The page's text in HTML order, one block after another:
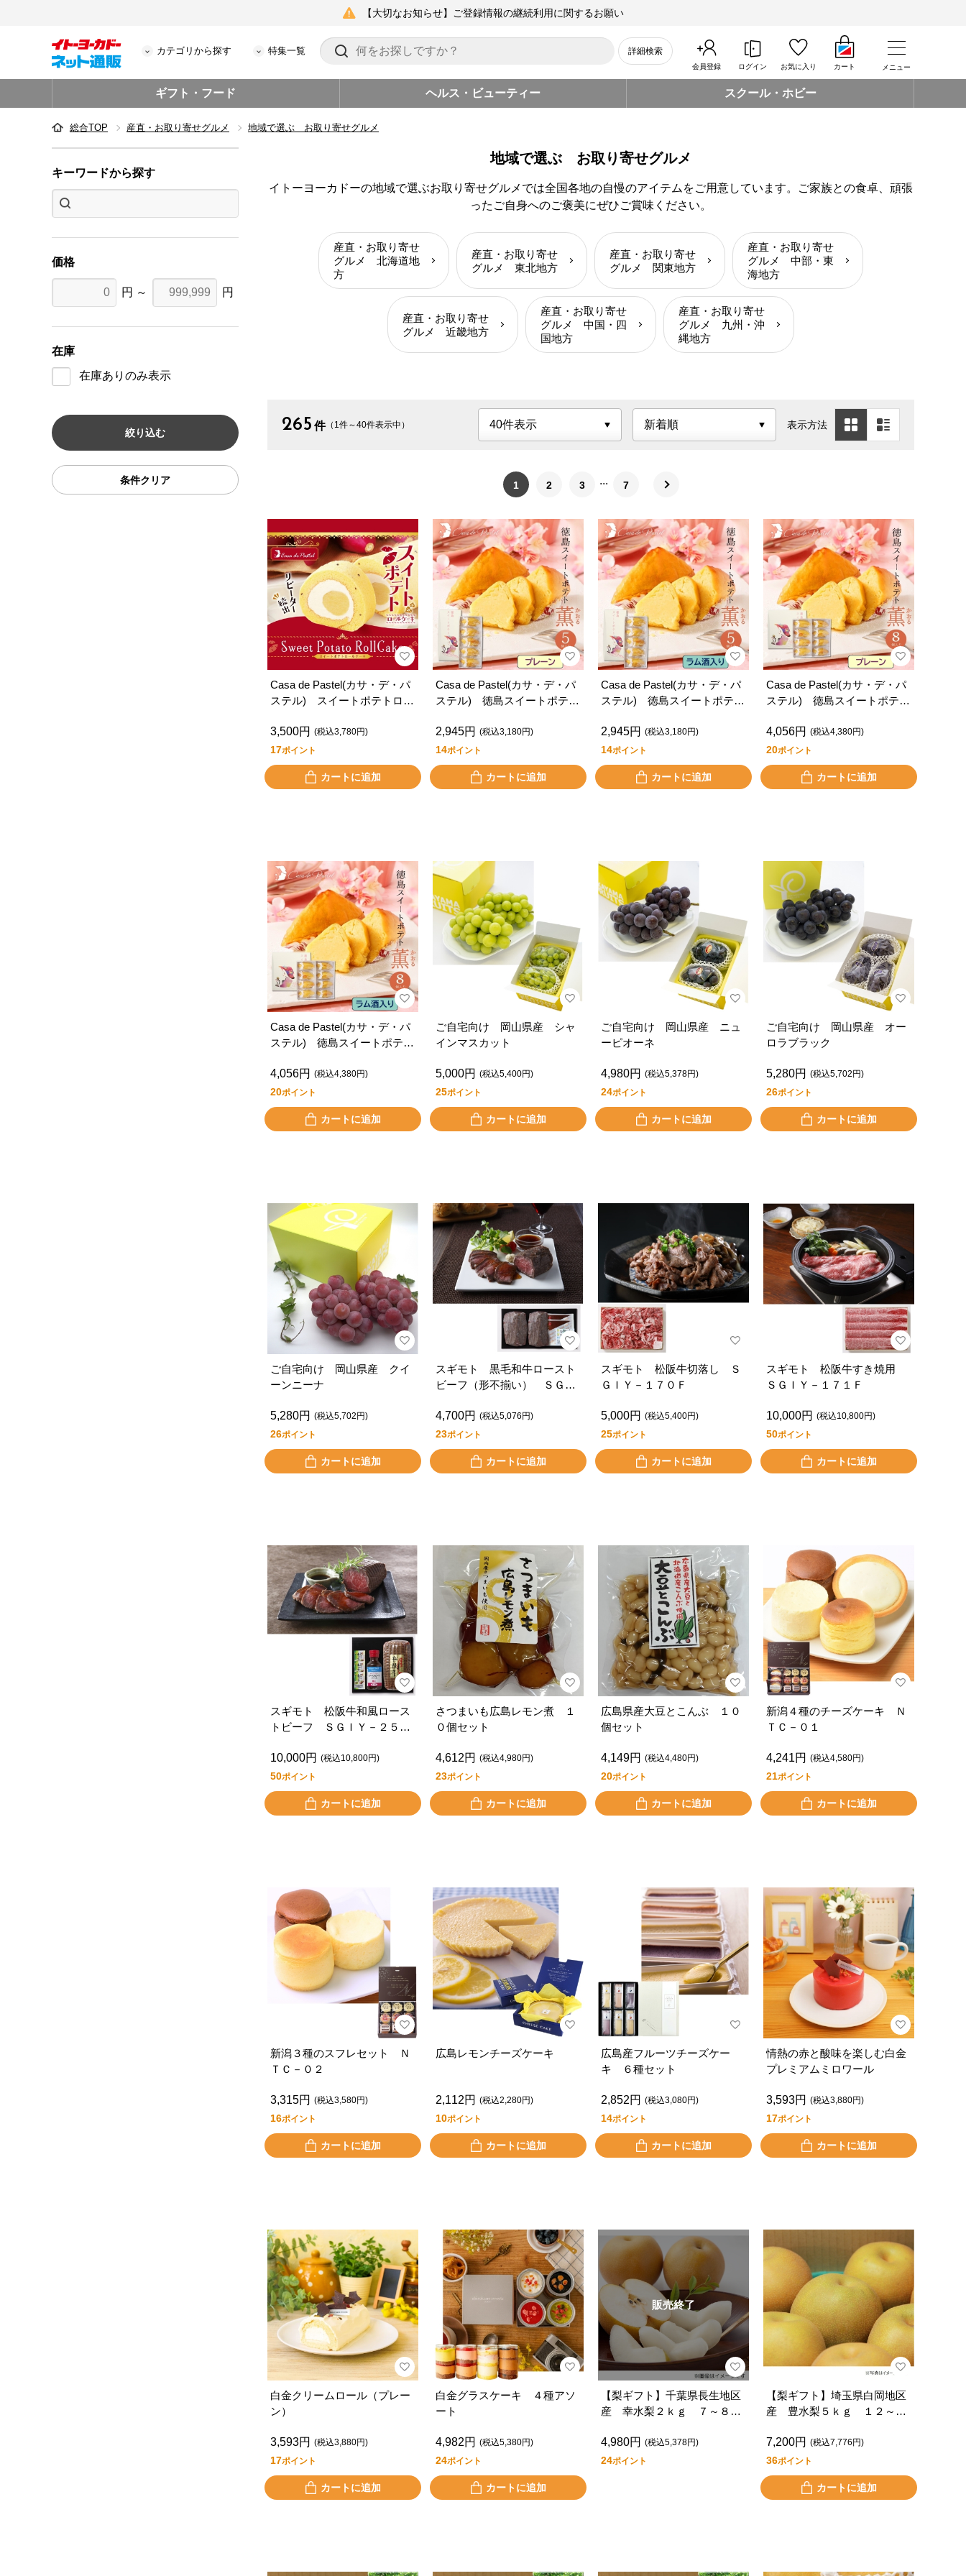
【大切なお知らせ】ご登録情報の継続利用に関するお願い
カテゴリから探す 特集一覧 詳細検索
会員登録 ログイン お気に入り カート メニュー
ギフト・フード ヘルス・ビューティー スクール・ホビー
総合TOP 産直・お取り寄せグルメ 地域で選ぶ お取り寄せグルメ
キーワードから探す
価格
円 ～ 円
在庫
在庫ありのみ表示
条件クリア
地域で選ぶ お取り寄せグルメ
イトーヨーカドーの地域で選ぶお取り寄せグルメでは全国各地の自慢のアイテムをご用意しています。ご家族との食卓、頑張
ったご自身へのご褒美にぜひご賞味ください。
産直・お取り寄せ
グルメ 北海道地
方
産直・お取り寄せ
グルメ 東北地方
産直・お取り寄せ
グルメ 関東地方
産直・お取り寄せ
グルメ 中部・東
海地方
産直・お取り寄せ
グルメ 近畿地方
産直・お取り寄せ
グルメ 中国・四
国地方
産直・お取り寄せ
グルメ 九州・沖
縄地方
265 件（1件～40件表示中） 表示方法
1 2 3 7
Casa de Pastel(カサ・デ・パ
ステル) スイートポテトロー
3,500円 (税込3,780円)
17ポイント
カートに追加
Casa de Pastel(カサ・デ・パ
ステル) 徳島スイートポテト
2,945円 (税込3,180円)
14ポイント
カートに追加
Casa de Pastel(カサ・デ・パ
ステル) 徳島スイートポテト
2,945円 (税込3,180円)
14ポイント
カートに追加
Casa de Pastel(カサ・デ・パ
ステル) 徳島スイートポテト
4,056円 (税込4,380円)
20ポイント
カートに追加
Casa de Pastel(カサ・デ・パ
ステル) 徳島スイートポテト
4,056円 (税込4,380円)
20ポイント
カートに追加
ご自宅向け 岡山県産 シャ
インマスカット
5,000円 (税込5,400円)
25ポイント
カートに追加
ご自宅向け 岡山県産 ニュ
ーピオーネ
4,980円 (税込5,378円)
24ポイント
カートに追加
ご自宅向け 岡山県産 オー
ロラブラック
5,280円 (税込5,702円)
26ポイント
カートに追加
ご自宅向け 岡山県産 クイ
ーンニーナ
5,280円 (税込5,702円)
26ポイント
カートに追加
スギモト 黒毛和牛ロースト
ビーフ（形不揃い） ＳＧＩ
4,700円 (税込5,076円)
23ポイント
カートに追加
スギモト 松阪牛切落し Ｓ
ＧＩＹ－１７０Ｆ
5,000円 (税込5,400円)
25ポイント
カートに追加
スギモト 松阪牛すき焼用
ＳＧＩＹ－１７１Ｆ
10,000円 (税込10,800円)
50ポイント
カートに追加
スギモト 松阪牛和風ロース
トビーフ ＳＧＩＹ－２５１
10,000円 (税込10,800円)
50ポイント
カートに追加
さつまいも広島レモン煮 １
０個セット
4,612円 (税込4,980円)
23ポイント
カートに追加
広島県産大豆とこんぶ １０
個セット
4,149円 (税込4,480円)
20ポイント
カートに追加
新潟４種のチーズケーキ Ｎ
ＴＣ－０１
4,241円 (税込4,580円)
21ポイント
カートに追加
新潟３種のスフレセット Ｎ
ＴＣ－０２
3,315円 (税込3,580円)
16ポイント
カートに追加
広島レモンチーズケーキ
2,112円 (税込2,280円)
10ポイント
カートに追加
広島産フルーツチーズケー
キ ６種セット
2,852円 (税込3,080円)
14ポイント
カートに追加
情熱の赤と酸味を楽しむ白金
プレミアムミロワール
3,593円 (税込3,880円)
17ポイント
カートに追加
白金クリームロール（プレー
ン）
3,593円 (税込3,880円)
17ポイント
カートに追加
白金グラスケーキ ４種アソ
ート
4,982円 (税込5,380円)
24ポイント
カートに追加
販売終了
【梨ギフト】千葉県長生地区
産 幸水梨２ｋｇ ７～８個
4,980円 (税込5,378円)
24ポイント
【梨ギフト】埼玉県白岡地区
産 豊水梨５ｋｇ １２～１
7,200円 (税込7,776円)
36ポイント
カートに追加